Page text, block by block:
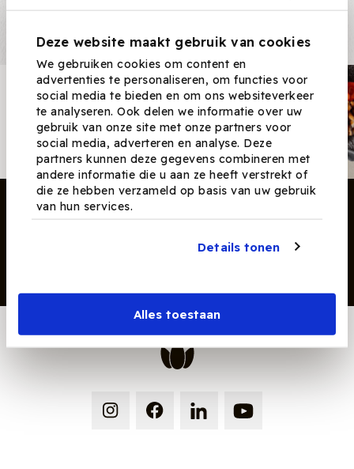
Deze website maakt gebruik van cookies
We gebruiken cookies om content en
advertenties te personaliseren, om functies voor
social media te bieden en om ons websiteverkeer
te analyseren. Ook delen we informatie over uw
gebruik van onze site met onze partners voor
social media, adverteren en analyse. Deze
partners kunnen deze gegevens combineren met
andere informatie die u aan ze heeft verstrekt of
die ze hebben verzameld op basis van uw gebruik
van hun services.
Details tonen
Alles toestaan
Recepten
Nieuwsbrief
Ontvang nieuwe recepten,
producten en tips maandelijks in
je mailbox.